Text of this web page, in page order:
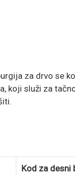
za drvo se
koji služi za
Kod za desni